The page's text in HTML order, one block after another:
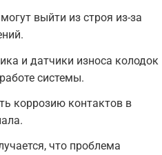
выйти из строя из-за
и датчики износа колодок
системы.
коррозию контактов в
что проблема